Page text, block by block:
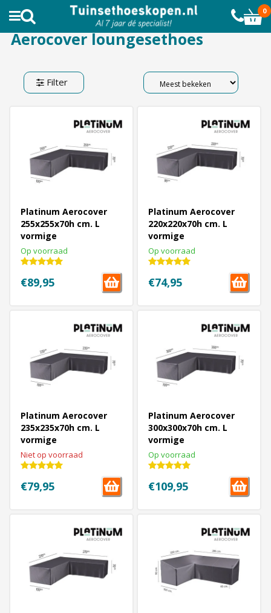
0
AL MEER DAN 10.000 TEVREDEN KLANTEN
Aerocover loungesethoes
Filter
Platinum Aerocover
255x255x70h cm. L
vormige
loungesethoes
Op voorraad
€89,95
Platinum Aerocover
220x220x70h cm. L
vormige
loungesethoes
Op voorraad
€74,95
Platinum Aerocover
235x235x70h cm. L
vormige
loungesethoes
Niet op voorraad
€79,95
Platinum Aerocover
300x300x70h cm. L
vormige
loungesethoes
Op voorraad
€109,95